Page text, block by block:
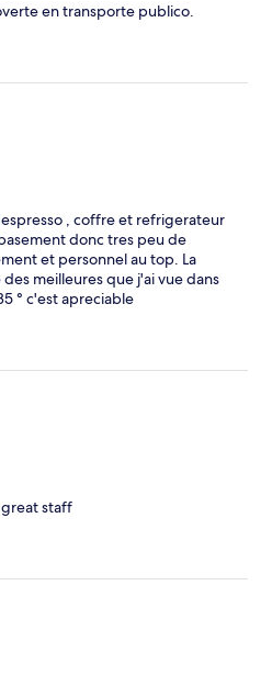
en transporte publico.
, coffre et refrigerateur
donc tres peu de
et personnel au top. La
meilleures que j'ai vue dans
° c'est apreciable
staff